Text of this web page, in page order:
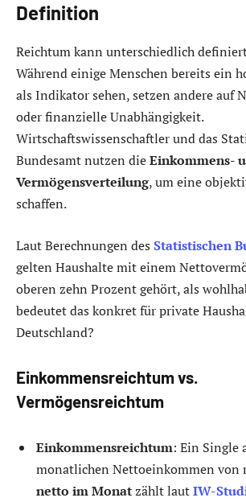
Definition
Reichtum kann unterschiedlich
Während einige Menschen bereits ein
als Indikator sehen, setzen andere auf
oder finanzielle Unabhängigkeit.
Wirtschaftswissenschaftler und das
Bundesamt nutzen dieEinkommens-
Vermögensverteilung, um eine
schaffen.
Laut Berechnungen des Statistischen
gelten Haushalte mit einem
oberen zehn Prozent gehört, als
bedeutet das konkret für private
Deutschland?
Einkommensreichtum vs.
Vermögensreichtum
Einkommensreichtum: Ein Single
monatlichen Nettoeinkommen von
netto im Monatzählt lautIW-